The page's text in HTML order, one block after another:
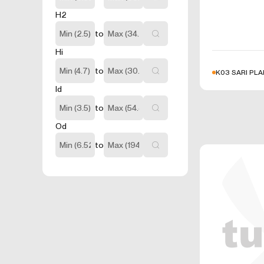
H2
to
Hi
to
Id
to
Od
to
K03 SARI
İnternet
nasıl geçtiğini
arttırmak ve
içermezler.
Ziyaretçilere
tarayıcınızın
Birçok
türdeki
tarayıcı